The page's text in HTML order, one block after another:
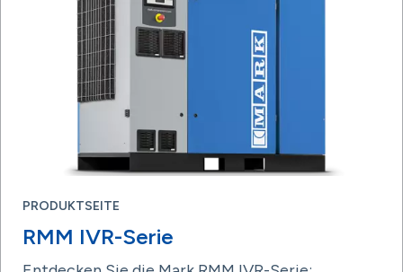
PRODUKTSEITE
RMM IVR-Serie